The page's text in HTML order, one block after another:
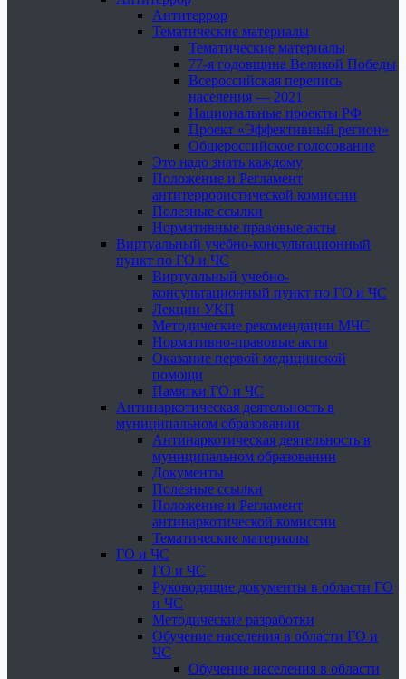
Антитеррор
Тематические материалы
Тематические материалы
77-я годовщина Великой Победы
Всероссийская перепись
населения — 2021
Национальные проекты РФ
Проект «Эффективный регион»
Общероссийское голосование
Это надо знать каждому
Положение и Регламент
антитеррористической комиссии
Полезные ссылки
Нормативные правовые акты
Виртуальный учебно-консультационный
пункт по ГО и ЧС
Виртуальный учебно-
консультационный пункт по ГО и ЧС
Лекции УКП
Методические рекомендации МЧС
Нормативно-правовые акты
Оказание первой медицинской
помощи
Памятки ГО и ЧС
Антинаркотическая деятельность в
муниципальном образовании
Антинаркотическая деятельность в
муниципальном образовании
Документы
Полезные ссылки
Положение и Регламент
антинаркотической комиссии
Тематические материалы
ГО и ЧС
ГО и ЧС
Руководящие документы в области ГО
и ЧС
Методические разработки
Обучение населения в области ГО и
ЧС
Обучение населения в области